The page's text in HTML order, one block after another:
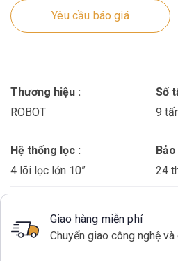
Yêu cầu báo giá
Thương hiệu :
ROBOT
Số
9
Hệ thống lọc :
4 lõi lọc lớn 10”
24
Giao hàng miễn phí
Chuyển giao công nghệ